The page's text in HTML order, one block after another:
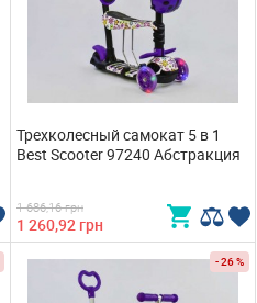
Трехколесный самокат 5 в 1
Best Scooter 97240 Абстракция
1 686,16 грн
1 260,92 грн
- 26 %